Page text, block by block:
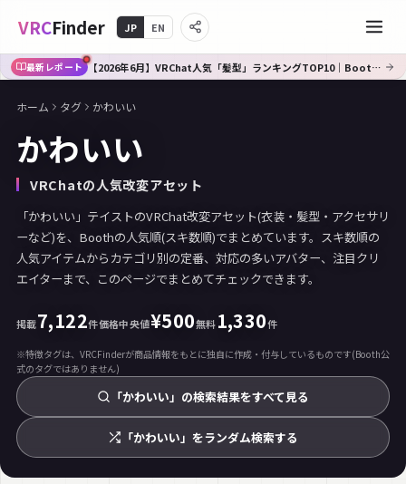
VRCFinder JP EN
最新レポート 【2026年6月】VRChat人気「髪型」ランキングTOP10｜Booth傾向分析
ホーム タグ かわいい
かわいい
VRChatの人気改変アセット
「かわいい」テイストのVRChat改変アセット(衣装・髪型・アクセサリ
ーなど)を、Boothの人気順(スキ数順)でまとめています。スキ数順の
人気アイテムからカテゴリ別の定番、対応の多いアバター、注目クリ
エイターまで、このページでまとめてチェックできます。
掲載7,122件価格中央値¥500無料1,330件
※特徴タグは、VRCFinderが商品情報をもとに独自に作成・付与しているものです(Booth公
式のタグではありません)
「かわいい」の検索結果をすべて見る
「かわいい」をランダム検索する